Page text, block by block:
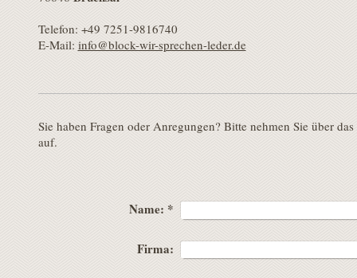
Telefon: +49 7251-9816740
E-Mail: info@block-wir-sprechen-leder.de
Sie haben Fragen oder Anregungen? Bitte nehmen Sie über
auf.
Name: *
Firma: